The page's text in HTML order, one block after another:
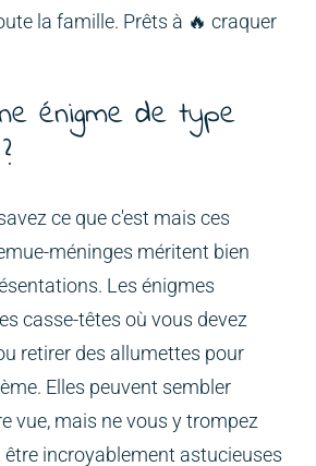
la famille. Prêts à 🔥 craquer
énigme de type
ce que c'est mais ces
méninges méritent bien
Les énigmes
casse-têtes où vous devez
retirer des allumettes pour
Elles peuvent sembler
vue, mais ne vous y trompez
être incroyablement astucieuses